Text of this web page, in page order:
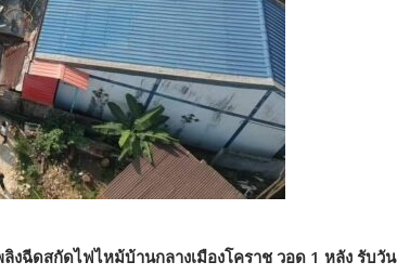
ฉีดสกัดไฟไหม้บ้านกลางเมืองโคราช วอด 1 หลัง รับวัน